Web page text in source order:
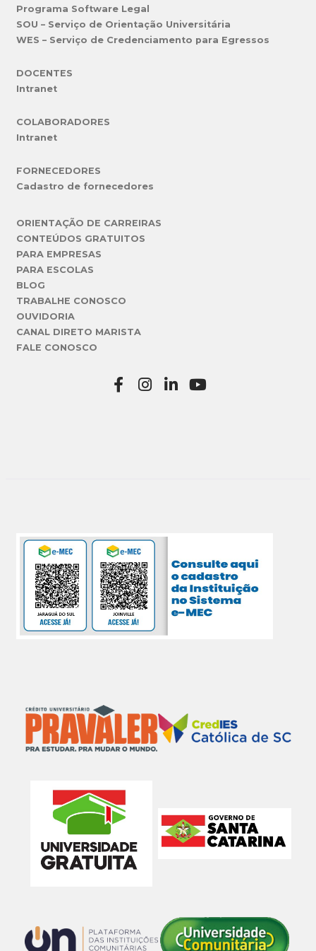
Programa Software Legal
SOU – Serviço de Orientação Universitária
WES – Serviço de Credenciamento para Egressos
DOCENTES
Intranet
COLABORADORES
Intranet
FORNECEDORES
Cadastro de fornecedores
ORIENTAÇÃO DE CARREIRAS
CONTEÚDOS GRATUITOS
PARA EMPRESAS
PARA ESCOLAS
BLOG
TRABALHE CONOSCO
OUVIDORIA
CANAL DIRETO MARISTA
FALE CONOSCO